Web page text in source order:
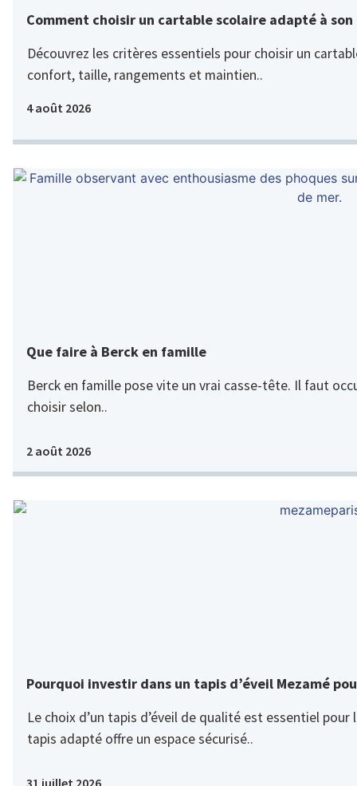
Comment choisir un cartable scolaire adapté à
Découvrez les critères essentiels pour choisir un
confort, taille, rangements et maintien..
4 août 2026
Que faire à Berck en famille
Berck en famille pose vite un vrai casse-tête. Il faut
choisir selon..
2 août 2026
Pourquoi investir dans un tapis d’éveil Mezamé
Le choix d’un tapis d’éveil de qualité est essentiel
tapis adapté offre un espace sécurisé..